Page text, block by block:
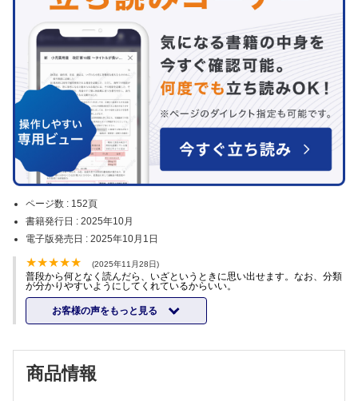
ページ数 : 152頁
書籍発行日 : 2025年10月
電子版発売日 : 2025年10月1日
(2025年11月28日)
普段から何となく読んだら、いざというときに思い出せます。なお、分類
が分かりやすいようにしてくれているからいい。
お客様の声をもっと見る
商品情報